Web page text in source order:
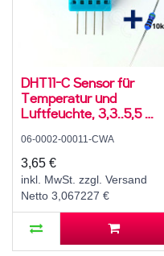
DHT11-C Sensor für
Temperatur und
Luftfeuchte, 3,3..5,5 V,
± 3 °C, mit 10K
Widerstand und
Anleitung
06-0002-00011-CWA
3,65 €
inkl. MwSt. zzgl. Versand
Netto 3,067227 €